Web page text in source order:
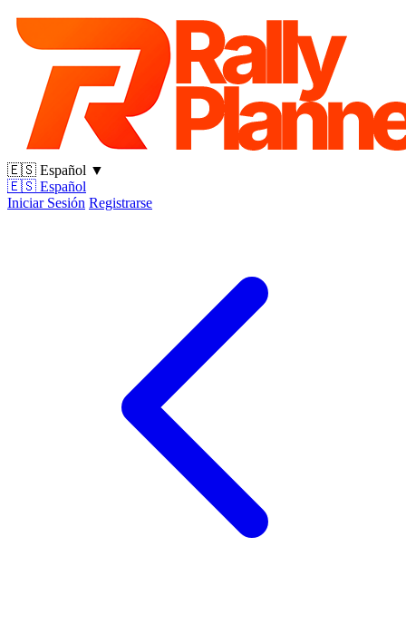
🇪🇸 Español ▼
🇪🇸 Español
Iniciar Sesión Registrarse